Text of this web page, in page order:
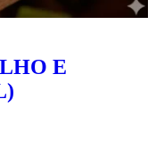
E